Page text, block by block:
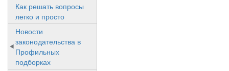
Как решать вопросы
легко и просто
Новости
законодательства в
Профильных
подборках